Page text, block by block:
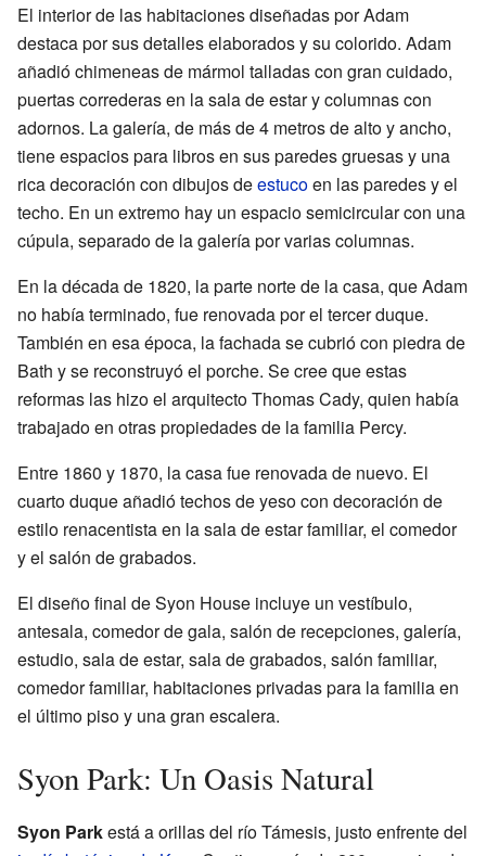
El interior de las habitaciones diseñadas por Adam
destaca por sus detalles elaborados y su colorido. Adam
añadió chimeneas de mármol talladas con gran cuidado,
puertas correderas en la sala de estar y columnas con
adornos. La galería, de más de 4 metros de alto y ancho,
tiene espacios para libros en sus paredes gruesas y una
rica decoración con dibujos deestucoen las paredes y el
techo. En un extremo hay un espacio semicircular con una
cúpula, separado de la galería por varias columnas.
En la década de 1820, la parte norte de la casa, que Adam
no había terminado, fue renovada por el tercer duque.
También en esa época, la fachada se cubrió con piedra de
Bath y se reconstruyó el porche. Se cree que estas
reformas las hizo el arquitecto Thomas Cady, quien había
trabajado en otras propiedades de la familia Percy.
Entre 1860 y 1870, la casa fue renovada de nuevo. El
cuarto duque añadió techos de yeso con decoración de
estilo renacentista en la sala de estar familiar, el comedor
y el salón de grabados.
El diseño final de Syon House incluye un vestíbulo,
antesala, comedor de gala, salón de recepciones, galería,
estudio, sala de estar, sala de grabados, salón familiar,
comedor familiar, habitaciones privadas para la familia en
el último piso y una gran escalera.
Syon Park: Un Oasis Natural
Syon Parkestá a orillas del río Támesis, justo enfrente del